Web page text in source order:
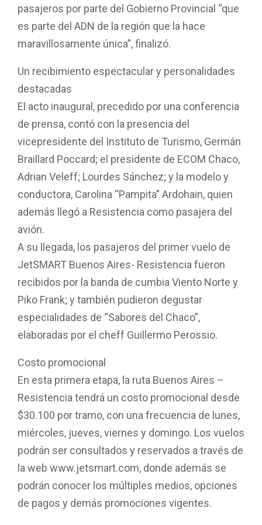
pasajeros por parte del Gobierno Provincial “que
es parte del ADN de la región que la hace
maravillosamente única”, finalizó.
Un recibimiento espectacular y personalidades
destacadas
El acto inaugural, precedido por una conferencia
de prensa, contó con la presencia del
vicepresidente del Instituto de Turismo, Germán
Braillard Poccard; el presidente de ECOM Chaco,
Adrian Veleff; Lourdes Sánchez; y la modelo y
conductora, Carolina “Pampita” Ardohain, quien
además llegó a Resistencia como pasajera del
avión.
A su llegada, los pasajeros del primer vuelo de
JetSMART Buenos Aires- Resistencia fueron
recibidos por la banda de cumbia Viento Norte y
Piko Frank; y también pudieron degustar
especialidades de “Sabores del Chaco”,
elaboradas por el cheff Guillermo Perossio.
Costo promocional
En esta primera etapa, la ruta Buenos Aires –
Resistencia tendrá un costo promocional desde
$30.100 por tramo, con una frecuencia de lunes,
miércoles, jueves, viernes y domingo. Los vuelos
podrán ser consultados y reservados a través de
la web www.jetsmart.com, donde además se
podrán conocer los múltiples medios, opciones
de pagos y demás promociones vigentes.